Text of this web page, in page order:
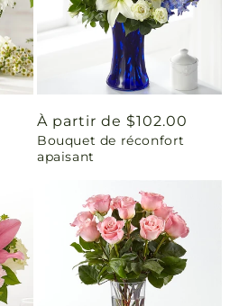
Prix
habituel
À partir de $102.00
Bouquet de réconfort
apaisant